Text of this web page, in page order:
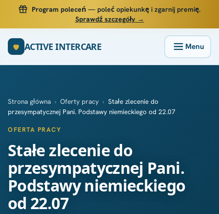
Program poleceń — poleć opiekunkę i zgarnij premię.
Sprawdź szczegóły →
ACTIVE INTERCARE
Strona główna › Oferty pracy › Stałe zlecenie do
przesympatycznej Pani. Podstawy niemieckiego od 22.07
OFERTA PRACY
Stałe zlecenie do
przesympatycznej Pani.
Podstawy niemieckiego
od 22.07